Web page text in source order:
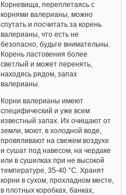
Корневища, переплетаясь с
корнями валерианы, можно
спутать и посчитать за корень
валерианы, что есть не
безопасно, будьте внимательны.
Корень ластовения более
светлый и может перенять,
находясь рядом, запах
валерианы.
Корни валерианы имеют
специфический и уже всем
известный запах. Их очищают от
земли, моют, в холодной воде,
провяливают на свежем воздухе
и сушат под навесом, на чердаке
или в сушилках при не высокой
температуре, 35-40 °С. Хранят
корни в сухом, прохладном месте,
в плотных коробках, банках,